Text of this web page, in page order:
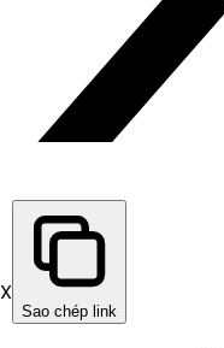
X
Sao chép link